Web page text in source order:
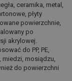
ceramika, metal,
płyty
powierzchnie,
po
akrylowej.
do PP, PE,
miedzi, mosiądzu,
do powierzchni